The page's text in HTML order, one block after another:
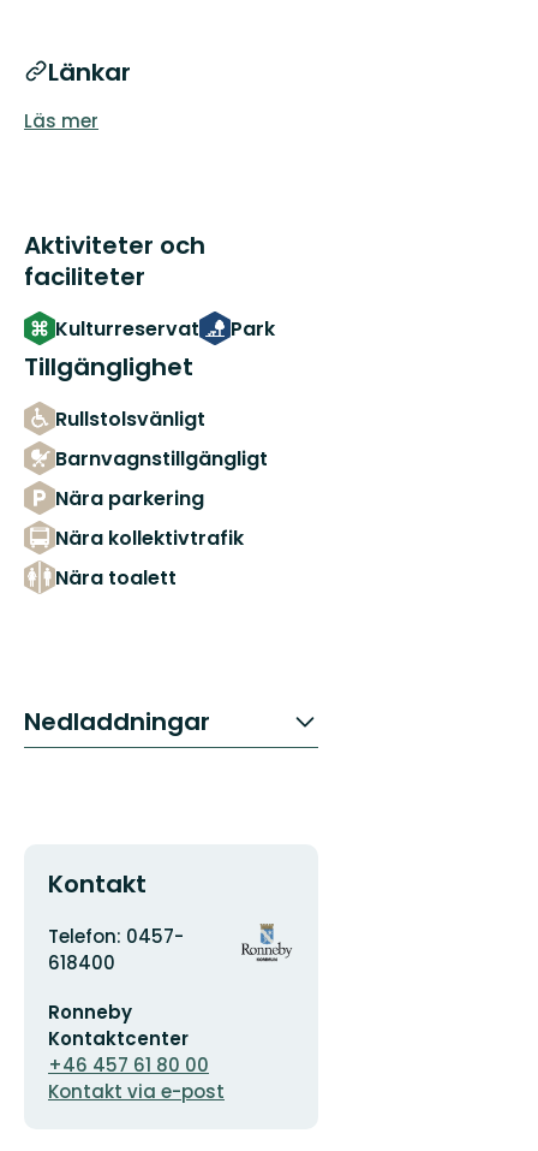
Länkar
Läs mer
Aktiviteter och
faciliteter
Kulturreservat Park
Tillgänglighet
Rullstolsvänligt
Barnvagnstillgängligt
Nära parkering
Nära kollektivtrafik
Nära toalett
Nedladdningar
Kontakt
Adress
Telefon: 0457-
618400
postadress
Ronneby
Kontaktcenter
+46 457 61 80 00
Kontakt via e-post
Organisationens
logotyp